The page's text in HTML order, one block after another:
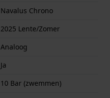
Navalus Chrono
2025 Lente/Zomer
Analoog
Ja
10 Bar (zwemmen)